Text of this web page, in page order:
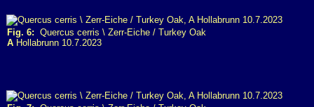
Fig. 6: Quercus cerris \ Zerr-Eiche / Turkey Oak
A Hollabrunn 10.7.2023